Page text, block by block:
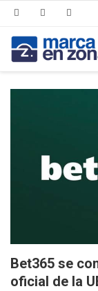
Bet365 se
oficial de la